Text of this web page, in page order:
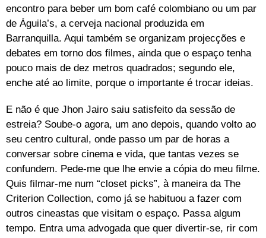
encontro para beber um bom café colombiano ou um par
de Águila’s, a cerveja nacional produzida em
Barranquilla. Aqui também se organizam projecções e
debates em torno dos filmes, ainda que o espaço tenha
pouco mais de dez metros quadrados; segundo ele,
enche até ao limite, porque o importante é trocar ideias.
E não é que Jhon Jairo saiu satisfeito da sessão de
estreia? Soube-o agora, um ano depois, quando volto ao
seu centro cultural, onde passo um par de horas a
conversar sobre cinema e vida, que tantas vezes se
confundem. Pede-me que lhe envie a cópia do meu filme.
Quis filmar-me num “closet picks”, à maneira da The
Criterion Collection, como já se habituou a fazer com
outros cineastas que visitam o espaço. Passa algum
tempo. Entra uma advogada que quer divertir-se, rir com